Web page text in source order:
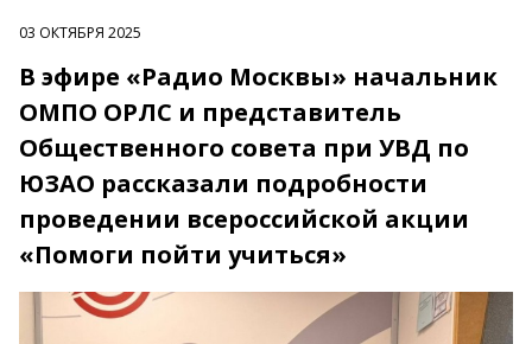
03 ОКТЯБРЯ 2025
В эфире «Радио Москвы» начальник
ОМПО ОРЛС и представитель
Общественного совета при УВД по
ЮЗАО рассказали подробности
проведении всероссийской акции
«Помоги пойти учиться»